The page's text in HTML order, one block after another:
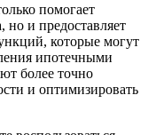
помогает
но и предоставляет
которые могут
ипотечными
более точно
и оптимизировать